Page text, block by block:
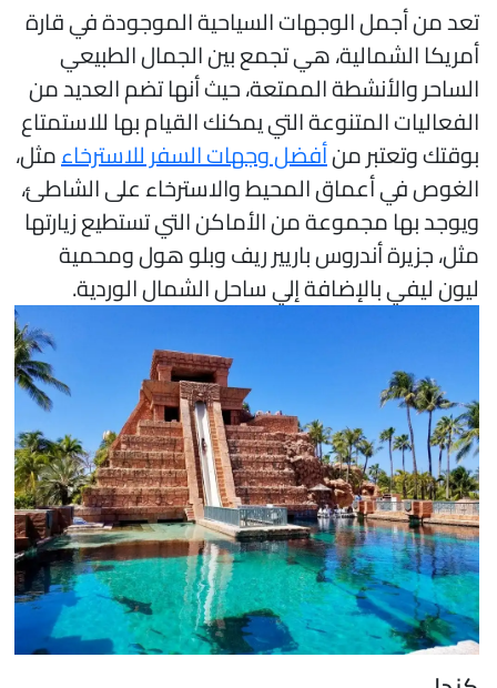
من أجمل الوجهات السياحية الموجودة في قارة
الشمالية، هي تجمع بين الجمال الطبيعي
والأنشطة الممتعة، حيث أنها تضم العديد من
المتنوعة التي يمكنك القيام بها للاستمتاع
وتعتبر منأفضل وجهات السفر للاسترخاءمثل،
في أعماق المحيط والاسترخاء على الشاطئ،
بها مجموعة من الأماكن التي تستطيع زيارتها
جزيرة أندروس باريير ريف وبلو هول ومحمية
ليفي بالإضافة إلي ساحل الشمال الوردية.